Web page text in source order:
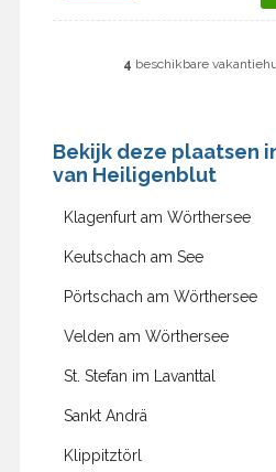
4 beschikbare
Bekijk deze plaatsen
van Heiligenblut
Klagenfurt am Wörthersee
Keutschach am See
Pörtschach am Wörthersee
Velden am Wörthersee
St. Stefan im Lavanttal
Sankt Andrä
Klippitztörl